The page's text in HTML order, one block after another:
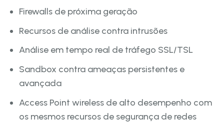
Firewalls de próxima geração
Recursos de análise contra intrusões
Análise em tempo real de tráfego SSL/TSL
Sandbox contra ameaças persistentes e
avançada
Access Point wireless de alto desempenho com
os mesmos recursos de segurança de redes